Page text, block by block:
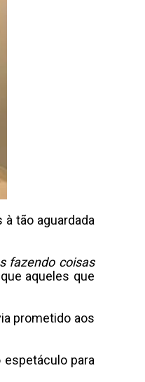
tão aguardada
fazendo coisas
aqueles que
prometido aos
para